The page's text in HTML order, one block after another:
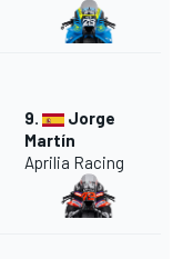
9.
Jorge
Martín
Aprilia Racing